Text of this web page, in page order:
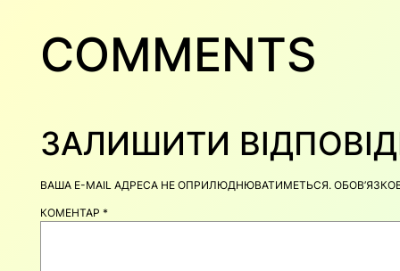
COMMENTS
ЗАЛИШИТИ
ВАША E-MAIL АДРЕСА НЕ ОПРИЛЮДНЮВАТИМЕТЬСЯ.
КОМЕНТАР*